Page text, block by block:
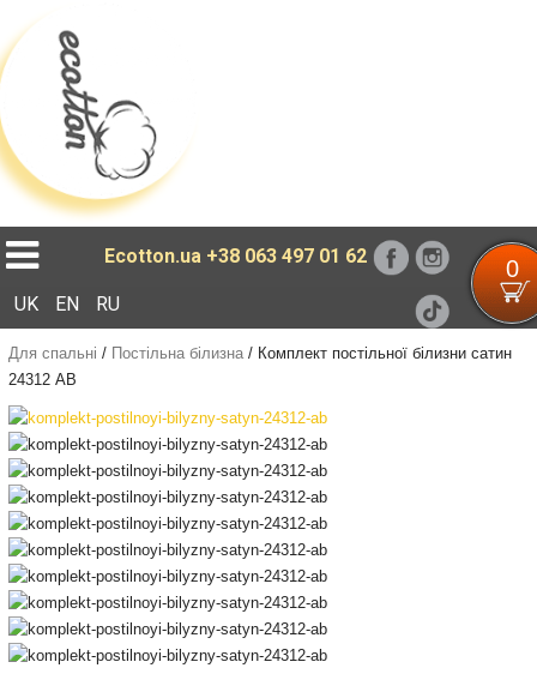
Ecotton.ua +38 063 497 01 62 0
UK EN RU
Для спальні / Постільна білизна/ Комплект постільної білизни сатин
24312 AB